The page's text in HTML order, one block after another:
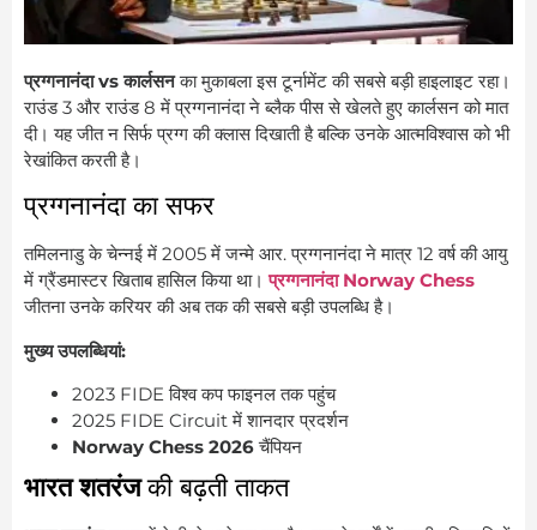
प्रग्गनानंदा vs कार्लसनका मुकाबला इस टूर्नामेंट की सबसे बड़ी हाइलाइट रहा।
राउंड 3 और राउंड 8 में प्रग्गनानंदा ने ब्लैक पीस से खेलते हुए कार्लसन को मात
दी। यह जीत न सिर्फ प्रग्ग की क्लास दिखाती है बल्कि उनके आत्मविश्वास को भी
रेखांकित करती है।
प्रग्गनानंदा का सफर
तमिलनाडु के चेन्नई में 2005 में जन्मे आर. प्रग्गनानंदा ने मात्र 12 वर्ष की आयु
में ग्रैंडमास्टर खिताब हासिल किया था।प्रग्गनानंदा Norway Chess
जीतना उनके करियर की अब तक की सबसे बड़ी उपलब्धि है।
मुख्य उपलब्धियां:
2023 FIDE विश्व कप फाइनल तक पहुंच
2025 FIDE Circuit में शानदार प्रदर्शन
Norway Chess 2026चैंपियन
भारत शतरंजकी बढ़ती ताकत